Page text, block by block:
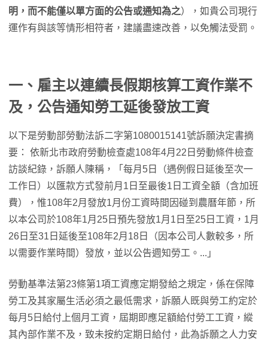
明，而不能僅以單方面的公告或通知為之），如貴公司現行
運作有與該等情形相符者，建議盡速改善，以免觸法受罰。
一、雇主以連續長假期核算工資作業不
及，公告通知勞工延後發放工資
以下是勞動部勞動法訴二字第1080015141號訴願決定書摘
要： 依新北市政府勞動檢查處108年4月22日勞動條件檢查
訪談紀錄，訴願人陳稱，「每月5日（遇例假日延後至次一
工作日）以匯款方式發前月1日至最後1日工資全額（含加班
費），惟108年2月發放1月份工資時間因碰到農曆年節，所
以本公司於108年1月25日預先發放1月1日至25日工資，1月
26日至31日延後至108年2月18日（因本公司人數較多，所
以需要作業時間）發放，並以公告週知勞工。...」
勞動基準法第23條第1項工資應定期發給之規定，係在保障
勞工及其家屬生活必須之最低需求，訴願人既與勞工約定於
每月5日給付上個月工資，屆期即應足額給付勞工工資，縱
其內部作業不及，致未按約定期日給付，此為訴願之人力安